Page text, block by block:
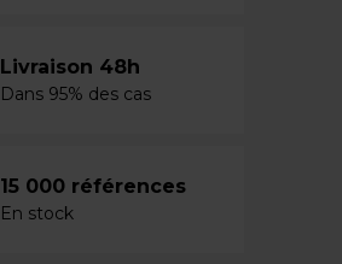
Livraison 48h
Dans 95% des cas
15 000 références
En stock